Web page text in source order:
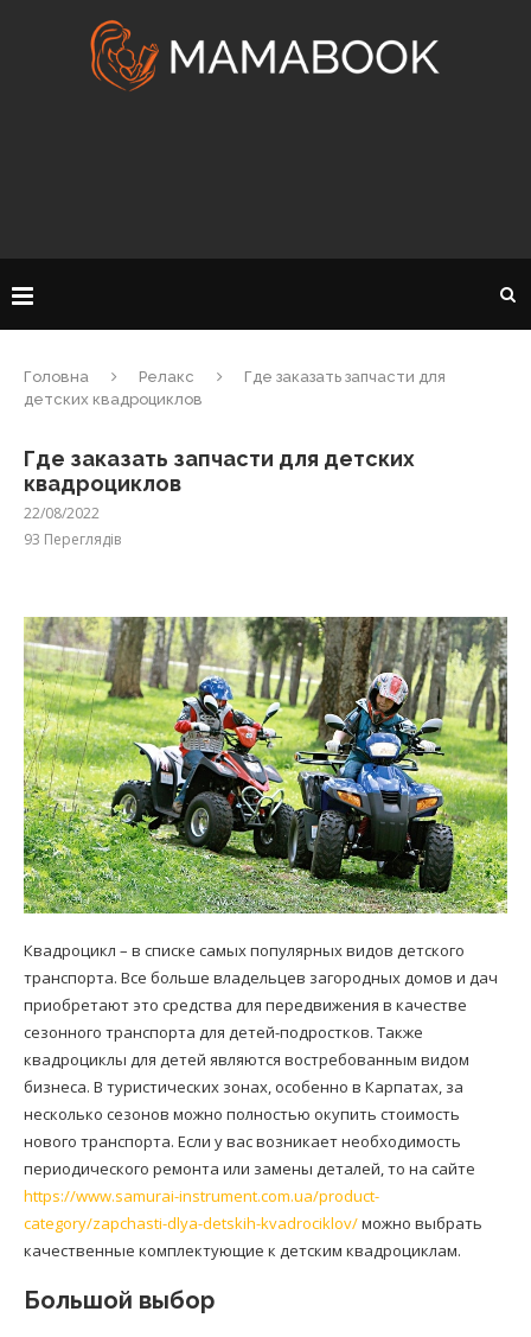
Головна Релакс
Где заказать запчасти для
детских квадроциклов
Где заказать запчасти для детских
квадроциклов
22/08/2022
93 Переглядів
Квадроцикл – в списке самых популярных видов детского
транспорта. Все больше владельцев загородных домов и дач
приобретают это средства для передвижения в качестве
сезонного транспорта для детей-подростков. Также
квадроциклы для детей являются востребованным видом
бизнеса. В туристических зонах, особенно в Карпатах, за
несколько сезонов можно полностью окупить стоимость
нового транспорта. Если у вас возникает необходимость
периодического ремонта или замены деталей, то на сайте
https://www.samurai-instrument.com.ua/product-
category/zapchasti-dlya-detskih-kvadrociklov/можно выбрать
качественные комплектующие к детским квадроциклам.
Большой выбор